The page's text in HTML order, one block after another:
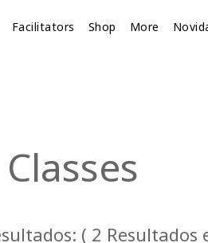
Facilitators Shop More
( 2 Resultados